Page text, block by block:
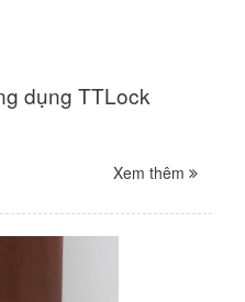
dụng TTLock
Xem thêm